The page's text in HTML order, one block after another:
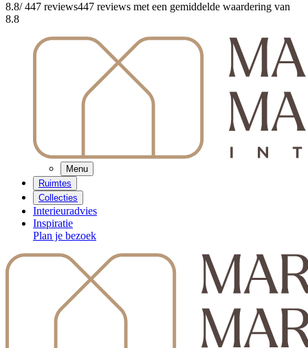
8.8/ 447 reviews447 reviews met een gemiddelde waardering van
8.8
Menu
Ruimtes
Collecties
Interieuradvies
Inspiratie
Plan je bezoek